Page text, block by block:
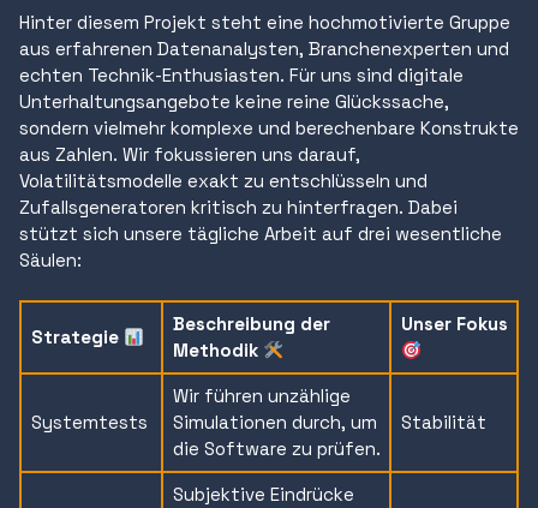
Hinter diesem Projekt steht eine hochmotivierte Gruppe
aus erfahrenen Datenanalysten, Branchenexperten und
echten Technik-Enthusiasten. Für uns sind digitale
Unterhaltungsangebote keine reine Glückssache,
sondern vielmehr komplexe und berechenbare Konstrukte
aus Zahlen. Wir fokussieren uns darauf,
Volatilitätsmodelle exakt zu entschlüsseln und
Zufallsgeneratoren kritisch zu hinterfragen. Dabei
stützt sich unsere tägliche Arbeit auf drei wesentliche
Säulen:
Strategie
Beschreibung der
Methodik
Unser Fokus
Systemtests
Wir führen unzählige
Simulationen durch, um
die Software zu prüfen.
Stabilität
Subjektive Eindrücke